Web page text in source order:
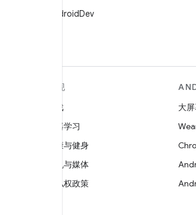
在 X 上关注 @AndroidDev
发现
游戏
机器学习
健康与健身
相机与媒体
隐私权政策
大